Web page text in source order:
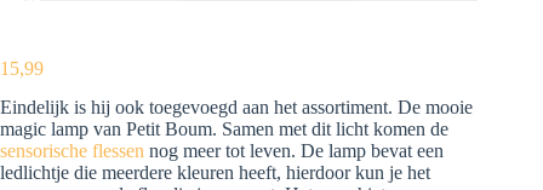
15,99
Eindelijk is hij ook toegevoegd aan het assortiment. De mooie
magic lamp van Petit Boum. Samen met dit licht komen de
sensorische flessen nog meer tot leven. De lamp bevat een
ledlichtje die meerdere kleuren heeft, hierdoor kun je het